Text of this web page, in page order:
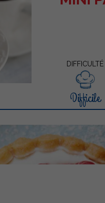
DIFFICULTÉ
Difficile